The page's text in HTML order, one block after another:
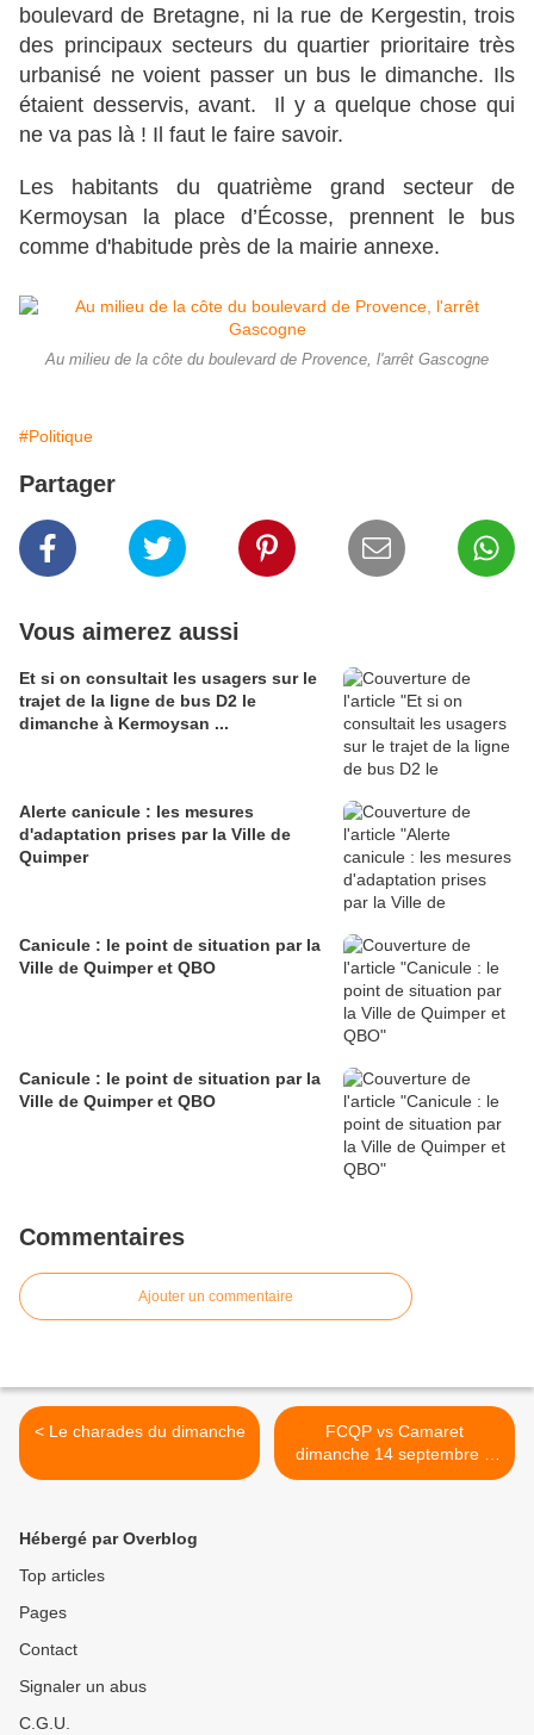
boulevard de Bretagne, ni la rue de Kergestin, trois
des principaux secteurs du quartier prioritaire très
urbanisé ne voient passer un bus le dimanche. Ils
étaient desservis, avant. Il y a quelque chose qui
ne va pas là ! Il faut le faire savoir.
Les habitants du quatrième grand secteur de
Kermoysan la place d’Écosse, prennent le bus
comme d'habitude près de la mairie annexe.
Au milieu de la côte du boulevard de Provence, l'arrêt Gascogne
#Politique
Partager
Vous aimerez aussi
Et si on consultait les usagers sur le
trajet de la ligne de bus D2 le
dimanche à Kermoysan ...
Alerte canicule : les mesures
d'adaptation prises par la Ville de
Quimper
Canicule : le point de situation par la
Ville de Quimper et QBO
Canicule : le point de situation par la
Ville de Quimper et QBO
Commentaires
Ajouter un commentaire
< Le charades du dimanche
FCQP vs Camaret
dimanche 14 septembre à
Kervahut. Match de coupe
Hébergé par Overblog
Top articles
Pages
Contact
Signaler un abus
C.G.U.